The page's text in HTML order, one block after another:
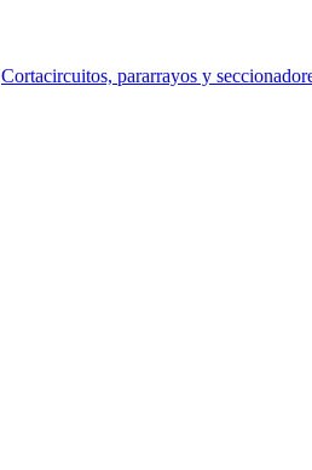
Cortacircuitos, pararrayos y